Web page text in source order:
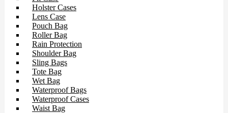
Holster Cases
Lens Case
Pouch Bag
Roller Bag
Rain Protection
Shoulder Bag
Sling Bags
Tote Bag
Wet Bag
Waterproof Bags
Waterproof Cases
Waist Bag